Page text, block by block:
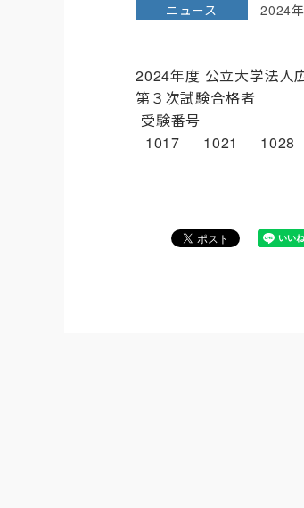
ニュース 2024
2024年度 公立大学法人
第３次試験合格者
受験番号
1017
1021
1028